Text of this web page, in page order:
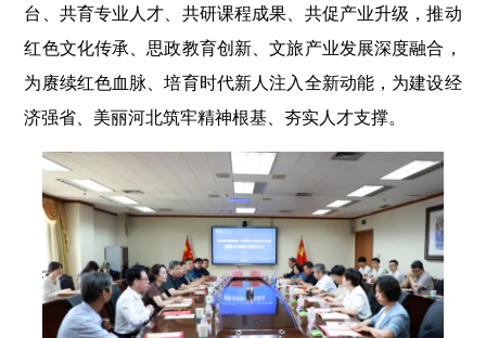
台、共育专业人才、共研课程成果、共促产业升级，推动
红色文化传承、思政教育创新、文旅产业发展深度融合，
为赓续红色血脉、培育时代新人注入全新动能，为建设经
济强省、美丽河北筑牢精神根基、夯实人才支撑。